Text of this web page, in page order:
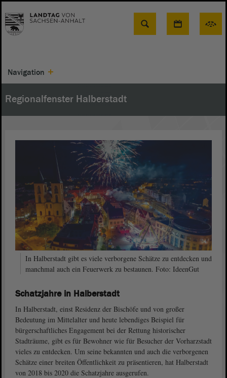
Suche
Navigation
Regionalfenster Halberstadt
In Halberstadt gibt es viele verborgene Schätze zu entdecken und
manchmal auch ein Feuerwerk zu bestaunen. Foto: IdeenGut
Schatzjahre in Halberstadt
In Halberstadt, einst Residenz der Bischöfe und von großer
Bedeutung im Mittelalter und heute lebendiges Beispiel für
bürgerschaftliches Engagement bei der Rettung historischer
Stadträume, gibt es für Bewohner wie für Besucher der Vorharzstadt
vieles zu entdecken. Um seine bekannten und auch die verborgenen
Schätze einer breiten Öffentlichkeit zu präsentieren, hat Halberstadt
von 2018 bis 2020 die Schatzjahre ausgerufen.